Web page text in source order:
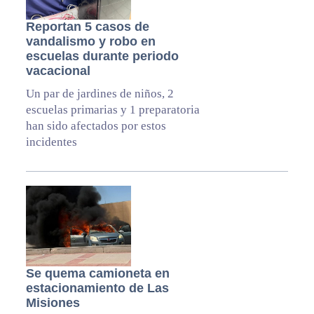
Reportan 5 casos de
vandalismo y robo en
escuelas durante periodo
vacacional
Un par de jardines de niños, 2
escuelas primarias y 1 preparatoria
han sido afectados por estos
incidentes
Se quema camioneta en
estacionamiento de Las
Misiones